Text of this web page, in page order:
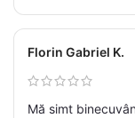
Florin Gabriel K.
Mă simt